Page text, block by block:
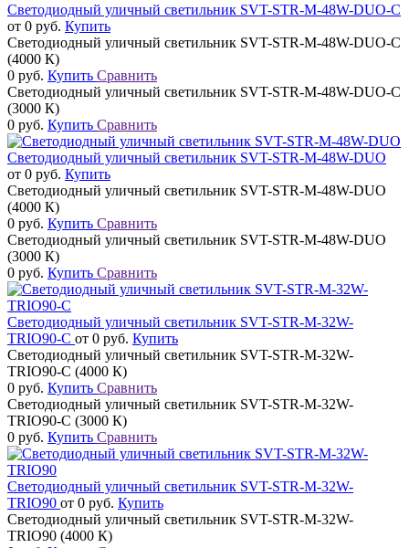
Светодиодный уличный светильник SVT-STR-M-48W-DUO-C
от 0 руб. Купить
Светодиодный уличный светильник SVT-STR-M-48W-DUO-C
(4000 К)
0 руб. Купить Сравнить
Светодиодный уличный светильник SVT-STR-M-48W-DUO-C
(3000 К)
0 руб. Купить Сравнить
Светодиодный уличный светильник SVT-STR-M-48W-DUO
от 0 руб. Купить
Светодиодный уличный светильник SVT-STR-M-48W-DUO
(4000 К)
0 руб. Купить Сравнить
Светодиодный уличный светильник SVT-STR-M-48W-DUO
(3000 К)
0 руб. Купить Сравнить
Светодиодный уличный светильник SVT-STR-M-32W-
TRIO90-C от 0 руб. Купить
Светодиодный уличный светильник SVT-STR-M-32W-
TRIO90-C (4000 К)
0 руб. Купить Сравнить
Светодиодный уличный светильник SVT-STR-M-32W-
TRIO90-C (3000 К)
0 руб. Купить Сравнить
Светодиодный уличный светильник SVT-STR-M-32W-
TRIO90 от 0 руб. Купить
Светодиодный уличный светильник SVT-STR-M-32W-
TRIO90 (4000 К)